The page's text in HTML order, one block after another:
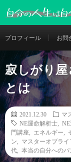
プロフィール お問
寂しがり
とは
2021.12.30
マ
NE運命解析士
門講座
エネルギー
ン
マスターオブライ
代
本当の自分へのパ